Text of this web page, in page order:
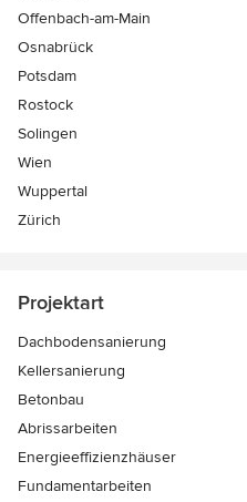
Offenbach-am-Main
Osnabrück
Potsdam
Rostock
Solingen
Wien
Wuppertal
Zürich
Projektart
Dachbodensanierung
Kellersanierung
Betonbau
Abrissarbeiten
Energieeffizienzhäuser
Fundamentarbeiten